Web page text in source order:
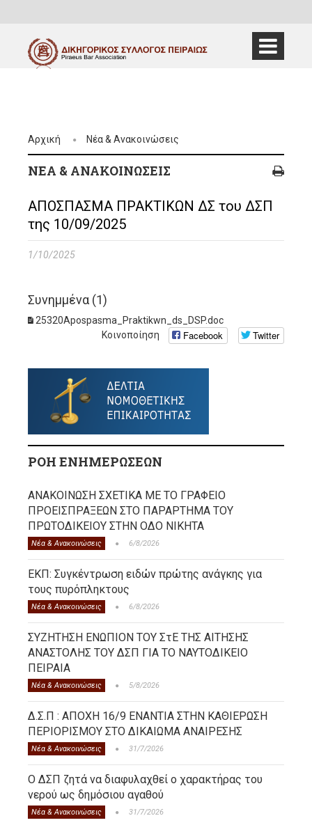
Αρχική Νέα & Ανακοινώσεις
ΝΈΑ & ΑΝΑΚΟΙΝΏΣΕΙΣ
ΑΠΟΣΠΑΣΜΑ ΠΡΑΚΤΙΚΩΝ ΔΣ του ΔΣΠ
της 10/09/2025
1/10/2025
Συνημμένα (1)
25320Apospasma_Praktikwn_ds_DSP.doc
Κοινοποίηση
Facebook Twitter
ΡΟΗ ΕΝΗΜΕΡΩΣΕΩΝ
ΑΝΑΚΟΙΝΩΣΗ ΣΧΕΤΙΚΑ ΜΕ ΤΟ ΓΡΑΦΕΙΟ
ΠΡΟΕΙΣΠΡΑΞΕΩΝ ΣΤΟ ΠΑΡΑΡΤΗΜΑ ΤΟΥ
ΠΡΩΤΟΔΙΚΕΙΟΥ ΣΤΗΝ ΟΔΟ ΝΙΚΗΤΑ
Νέα & Ανακοινώσεις 6/8/2026
ΕΚΠ: Συγκέντρωση ειδών πρώτης ανάγκης για
τους πυρόπληκτους
Νέα & Ανακοινώσεις 6/8/2026
ΣΥΖΗΤΗΣΗ ΕΝΩΠΙΟΝ ΤΟΥ ΣτΕ ΤΗΣ ΑΙΤΗΣΗΣ
ΑΝΑΣΤΟΛΗΣ ΤΟΥ ΔΣΠ ΓΙΑ ΤΟ ΝΑΥΤΟΔΙΚΕΙΟ
ΠΕΙΡΑΙΑ
Νέα & Ανακοινώσεις 5/8/2026
Δ.Σ.Π : ΑΠΟΧΗ 16/9 ΕΝΑΝΤΙΑ ΣΤΗΝ ΚΑΘΙΕΡΩΣΗ
ΠΕΡΙΟΡΙΣΜΟΥ ΣΤΟ ΔΙΚΑΙΩΜΑ ΑΝΑΙΡΕΣΗΣ
Νέα & Ανακοινώσεις 31/7/2026
Ο ΔΣΠ ζητά να διαφυλαχθεί ο χαρακτήρας του
νερού ως δημόσιου αγαθού
Νέα & Ανακοινώσεις 31/7/2026